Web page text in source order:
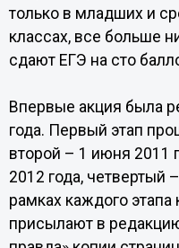
только в младших и
классах, все больше
сдают ЕГЭ на сто
Впервые акция была
года. Первый этап
второй – 1 июня 2011
2012 года, четвертый
рамках каждого
присылают в